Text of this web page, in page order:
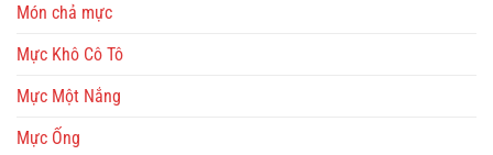
Món chả mực
Mực Khô Cô Tô
Mực Một Nắng
Mực Ống